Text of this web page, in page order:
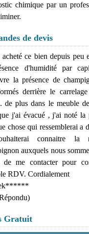
chimique par un
de devis
ce bien depuis peu
d'humidité par
la présence de
derrière le
de plus dans le meuble
j'ai évacué , j'ai noté la
chose qui ressemblerai a
connaitre la
auxquels nous
de me contacter pour
RDV. Cordialement
Gratuit